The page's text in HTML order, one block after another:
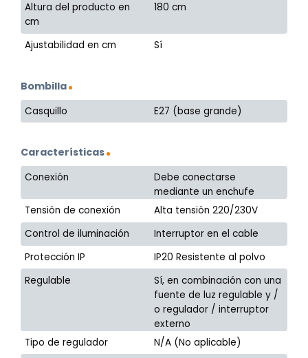
Altura del producto en
cm
180 cm
Ajustabilidad en cm Sí
Bombilla
Casquillo E27 (base grande)
Características
Conexión
Debe conectarse
mediante un enchufe
Tensión de conexión
Alta tensión 220/230V
Control de iluminación
Interruptor en el cable
Protección IP
IP20 Resistente al polvo
Regulable
Sí, en combinación con una
fuente de luz regulable y /
o regulador / interruptor
externo
Tipo de regulador
N/A (No aplicable)